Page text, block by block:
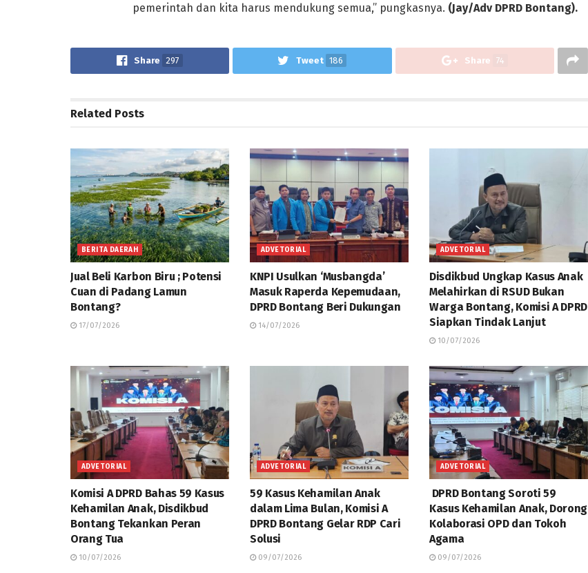
pemerintah dan kita harus mendukung semua,” pungkasnya. (Jay/Adv DPRD Bontang).
Share 297 Tweet 186 Share 74
Related Posts
BERITA DAERAH
Jual Beli Karbon Biru ; Potensi
Cuan di Padang Lamun
Bontang?
17/07/2026
ADVETORIAL
KNPI Usulkan ‘Musbangda’
Masuk Raperda Kepemudaan,
DPRD Bontang Beri Dukungan
14/07/2026
ADVETORIAL
Disdikbud Ungkap Kasus Anak
Melahirkan di RSUD Bukan
Warga Bontang, Komisi A DPRD
Siapkan Tindak Lanjut
10/07/2026
ADVETORIAL
Komisi A DPRD Bahas 59 Kasus
Kehamilan Anak, Disdikbud
Bontang Tekankan Peran
Orang Tua
10/07/2026
ADVETORIAL
59 Kasus Kehamilan Anak
dalam Lima Bulan, Komisi A
DPRD Bontang Gelar RDP Cari
Solusi
09/07/2026
ADVETORIAL
DPRD Bontang Soroti 59
Kasus Kehamilan Anak, Dorong
Kolaborasi OPD dan Tokoh
Agama
09/07/2026